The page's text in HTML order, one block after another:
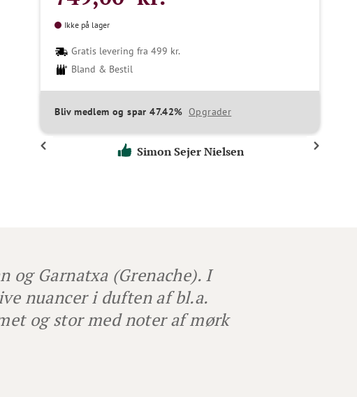
Gratis levering fra 499 kr.
Bland & Bestil
Ikke på lager
Bliv medlem og spar 47.42% Opgrader
Simon Sejer Nielsen
og Garnatxa (Grenache). I
nuancer i duften af bl.a.
og stor med noter af mørk